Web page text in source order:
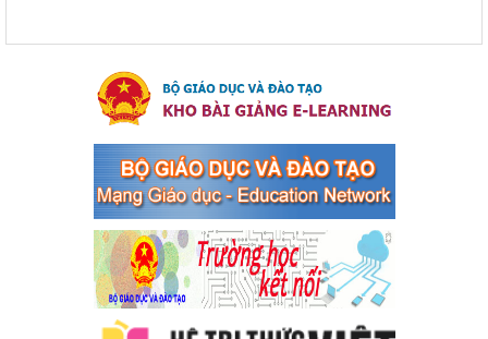
Kế hoạch Tổ chức Hội trại truyền thống học sinh thị xã Bến Cát
Ngày ban hành: 28/12/2023
Phối hợp rà soát nhu cầu tiêm vắc xin phòng Covid 19
Phối hợp rà soát nhu cầu tiêm vắc xin phòng Covid 19
Ngày ban hành: 22/11/2023
Phát động, triển khai Cuộc thi " An toàn giao thông cho nụ
cười ngày mai" dành cho học sinh và giáo viên trung học
năm học 2023-2024
Phát động, triển khai Cuộc thi " An toàn giao thông cho nụ cười
ngày mai" dành cho học sinh và giáo viên trung học năm học